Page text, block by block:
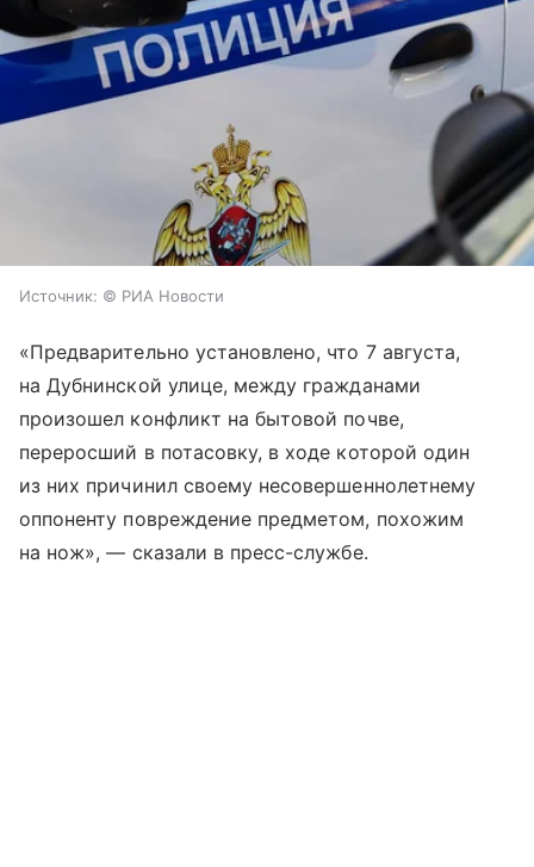
Источник: © РИА Новости
«Предварительно установлено, что 7 августа,
на Дубнинской улице, между гражданами
произошел конфликт на бытовой почве,
переросший в потасовку, в ходе которой один
из них причинил своему несовершеннолетнему
оппоненту повреждение предметом, похожим
на нож», — сказали в пресс-службе.